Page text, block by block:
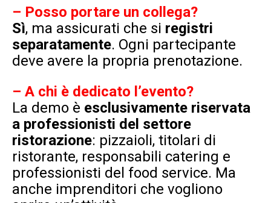
– Posso portare un collega?
Sì, ma assicurati che si registri
separatamente. Ogni partecipante
deve avere la propria prenotazione.
– A chi è dedicato l’evento?
La demo è esclusivamente riservata
a professionisti del settore
ristorazione: pizzaioli, titolari di
ristorante, responsabili catering e
professionisti del food service. Ma
anche imprenditori che vogliono